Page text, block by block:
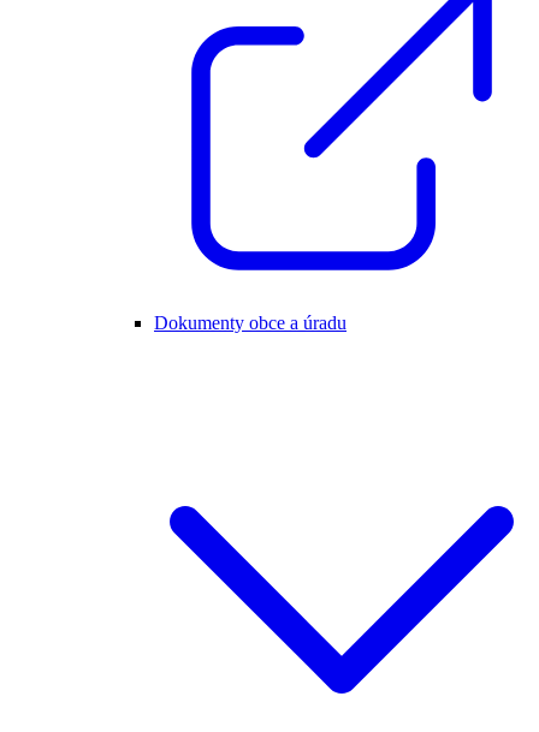
Dokumenty obce a úradu